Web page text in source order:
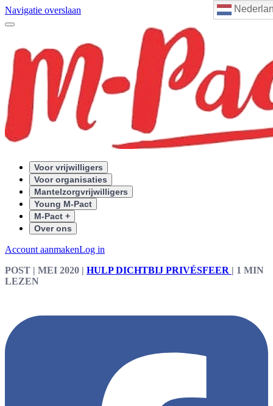
Navigatie overslaan
Voor vrijwilligers
Voor organisaties
Mantelzorgvrijwilligers
Young M-Pact
M-Pact +
Over ons
Account aanmakenLog in
POST | MEI 2020 | HULP DICHTBIJ PRIVÉSFEER | 1 MIN
LEZEN